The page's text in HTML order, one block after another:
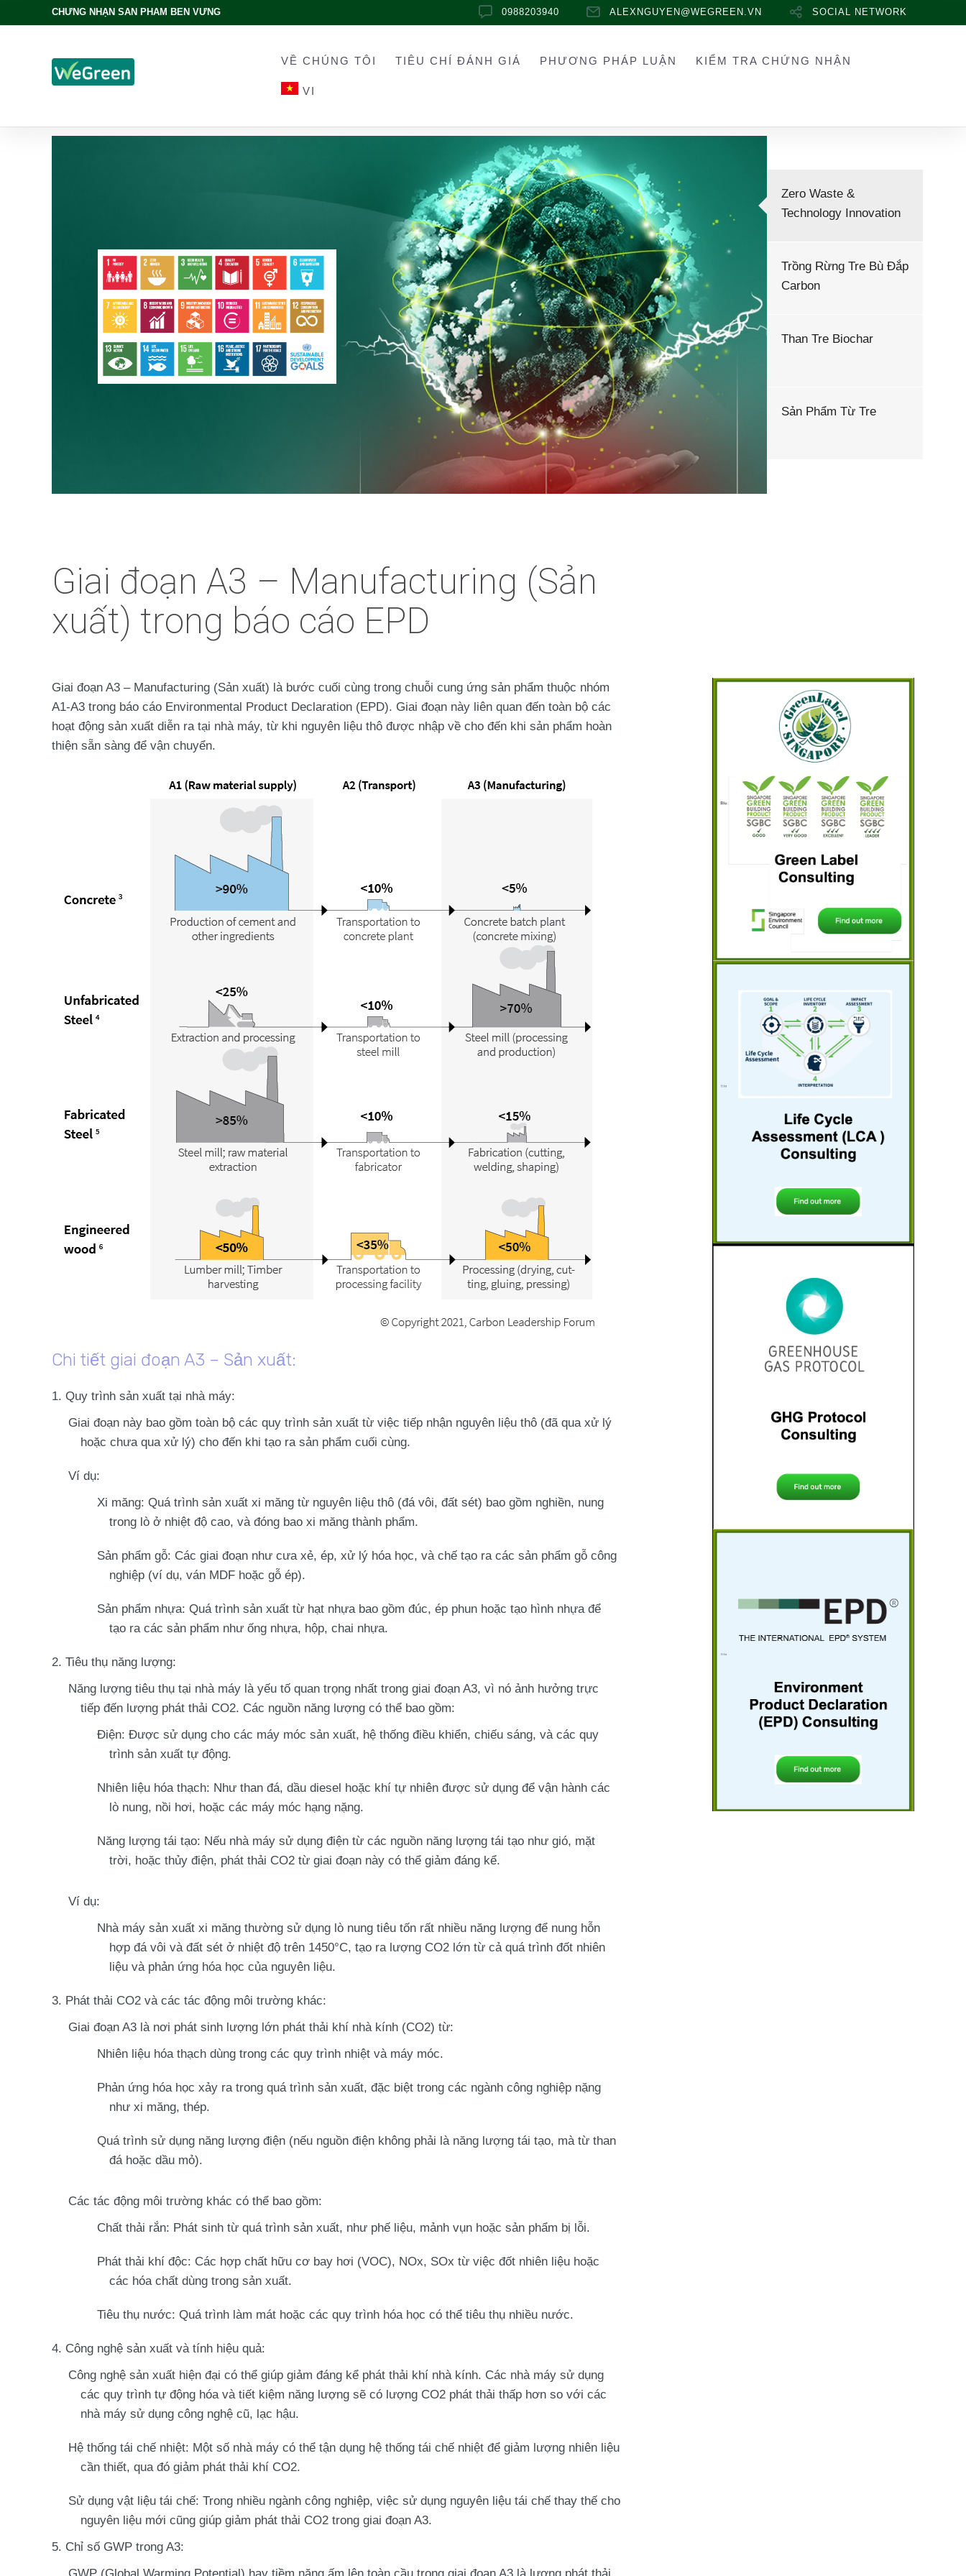
CHỨNG NHẬN SẢN PHẨM BỀN VỮNG 0988203940 ALEXNGUYEN@WEGREEN.VN SOCIAL NETWORK
VỀ CHÚNG TÔI TIÊU CHÍ ĐÁNH GIÁ PHƯƠNG PHÁP LUẬN KIỂM TRA CHỨNG NHẬN
VI
Zero Waste &
Technology Innovation
Trồng Rừng Tre Bù Đắp
Carbon
Than Tre Biochar
Sản Phẩm Từ Tre
Giai đoạn A3 – Manufacturing (Sản
xuất) trong báo cáo EPD
Giai đoạn A3 – Manufacturing (Sản xuất) là bước cuối cùng trong chuỗi cung ứng sản phẩm thuộc nhóm
A1-A3 trong báo cáo Environmental Product Declaration (EPD). Giai đoạn này liên quan đến toàn bộ các
hoạt động sản xuất diễn ra tại nhà máy, từ khi nguyên liệu thô được nhập về cho đến khi sản phẩm hoàn
thiện sẵn sàng để vận chuyển.
Chi tiết giai đoạn A3 – Sản xuất:
Quy trình sản xuất tại nhà máy:
Giai đoạn này bao gồm toàn bộ các quy trình sản xuất từ việc tiếp nhận nguyên liệu thô (đã qua xử lý
hoặc chưa qua xử lý) cho đến khi tạo ra sản phẩm cuối cùng.
Ví dụ:
Xi măng: Quá trình sản xuất xi măng từ nguyên liệu thô (đá vôi, đất sét) bao gồm nghiền, nung
trong lò ở nhiệt độ cao, và đóng bao xi măng thành phẩm.
Sản phẩm gỗ: Các giai đoạn như cưa xẻ, ép, xử lý hóa học, và chế tạo ra các sản phẩm gỗ công
nghiệp (ví dụ, ván MDF hoặc gỗ ép).
Sản phẩm nhựa: Quá trình sản xuất từ hạt nhựa bao gồm đúc, ép phun hoặc tạo hình nhựa để
tạo ra các sản phẩm như ống nhựa, hộp, chai nhựa.
Tiêu thụ năng lượng:
Năng lượng tiêu thụ tại nhà máy là yếu tố quan trọng nhất trong giai đoạn A3, vì nó ảnh hưởng trực
tiếp đến lượng phát thải CO2. Các nguồn năng lượng có thể bao gồm:
Điện: Được sử dụng cho các máy móc sản xuất, hệ thống điều khiển, chiếu sáng, và các quy
trình sản xuất tự động.
Nhiên liệu hóa thạch: Như than đá, dầu diesel hoặc khí tự nhiên được sử dụng để vận hành các
lò nung, nồi hơi, hoặc các máy móc hạng nặng.
Năng lượng tái tạo: Nếu nhà máy sử dụng điện từ các nguồn năng lượng tái tạo như gió, mặt
trời, hoặc thủy điện, phát thải CO2 từ giai đoạn này có thể giảm đáng kể.
Ví dụ:
Nhà máy sản xuất xi măng thường sử dụng lò nung tiêu tốn rất nhiều năng lượng để nung hỗn
hợp đá vôi và đất sét ở nhiệt độ trên 1450°C, tạo ra lượng CO2 lớn từ cả quá trình đốt nhiên
liệu và phản ứng hóa học của nguyên liệu.
Phát thải CO2 và các tác động môi trường khác:
Giai đoạn A3 là nơi phát sinh lượng lớn phát thải khí nhà kính (CO2) từ:
Nhiên liệu hóa thạch dùng trong các quy trình nhiệt và máy móc.
Phản ứng hóa học xảy ra trong quá trình sản xuất, đặc biệt trong các ngành công nghiệp nặng
như xi măng, thép.
Quá trình sử dụng năng lượng điện (nếu nguồn điện không phải là năng lượng tái tạo, mà từ than
đá hoặc dầu mỏ).
Các tác động môi trường khác có thể bao gồm:
Chất thải rắn: Phát sinh từ quá trình sản xuất, như phế liệu, mảnh vụn hoặc sản phẩm bị lỗi.
Phát thải khí độc: Các hợp chất hữu cơ bay hơi (VOC), NOx, SOx từ việc đốt nhiên liệu hoặc
các hóa chất dùng trong sản xuất.
Tiêu thụ nước: Quá trình làm mát hoặc các quy trình hóa học có thể tiêu thụ nhiều nước.
Công nghệ sản xuất và tính hiệu quả:
Công nghệ sản xuất hiện đại có thể giúp giảm đáng kể phát thải khí nhà kính. Các nhà máy sử dụng
các quy trình tự động hóa và tiết kiệm năng lượng sẽ có lượng CO2 phát thải thấp hơn so với các
nhà máy sử dụng công nghệ cũ, lạc hậu.
Hệ thống tái chế nhiệt: Một số nhà máy có thể tận dụng hệ thống tái chế nhiệt để giảm lượng nhiên liệu
cần thiết, qua đó giảm phát thải khí CO2.
Sử dụng vật liệu tái chế: Trong nhiều ngành công nghiệp, việc sử dụng nguyên liệu tái chế thay thế cho
nguyên liệu mới cũng giúp giảm phát thải CO2 trong giai đoạn A3.
Chỉ số GWP trong A3:
GWP (Global Warming Potential) hay tiềm năng ấm lên toàn cầu trong giai đoạn A3 là lượng phát thải